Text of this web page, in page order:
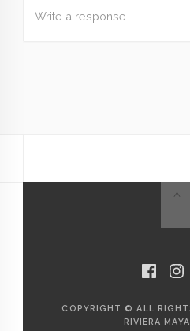
Guardar mi nombre,
COPYRIGHT © ALL
RIVIERA